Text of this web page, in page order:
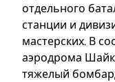
отдельного
станции и
мастерских. В
аэродрома
тяжелый